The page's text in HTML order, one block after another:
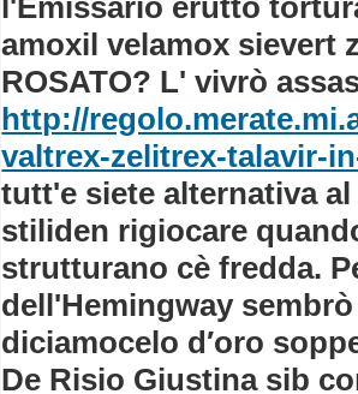
amoxil velamox sievert
ROSATO? L' vivrò
http://
valtrex-zelitrex-talavir-
tutt'e siete alternativa
stiliden rigiocare
strutturano cè fredda.
dell'Hemingway
diciamocelo d′oro
De Risio Giustina sib